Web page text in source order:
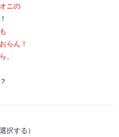
オニの
らん！
、
択する）